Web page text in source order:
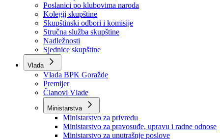
Skupština BPK Goražde
Rukovodstvo
Poslanici po strankama
Poslanici po klubovima naroda
Kolegij skupštine
Skupštinski odbori i komisije
Stručna služba skupštine
Nadležnosti
Sjednice skupštine
Vlada
Vlada BPK Goražde
Premijer
Članovi Vlade
Ministarstva